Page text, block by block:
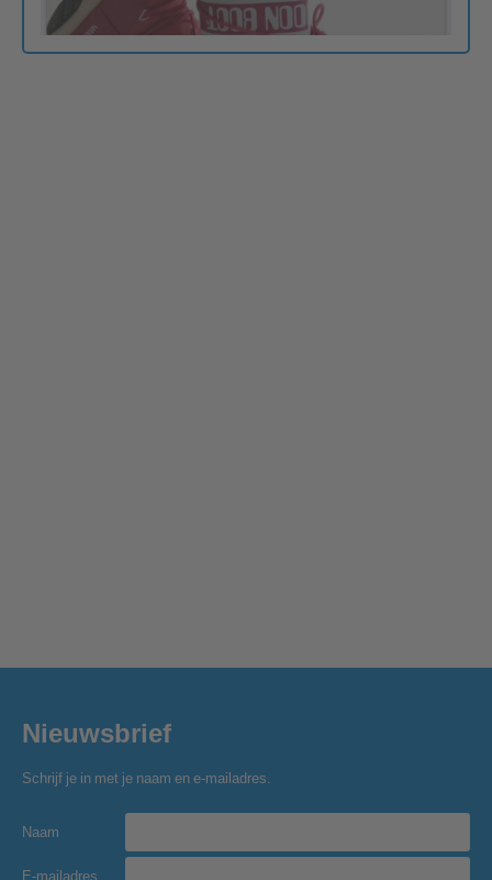
Nieuwsbrief
Schrijf je in met je naam en e-mailadres.
Naam
E-mailadres